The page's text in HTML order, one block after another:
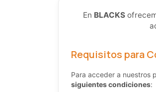
En BLACKS
Requisitos para
Para acceder a nuestros
siguientes condiciones: